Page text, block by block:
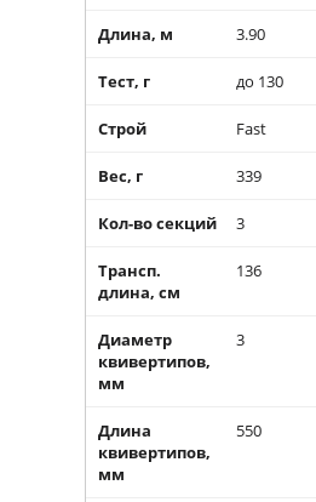
Длина, м 3.90
Тест, г до 130
Строй Fast
Вес, г 339
Кол-во секций 3
Трансп.
длина, см
136
Диаметр
квивертипов,
мм
3
Длина
квивертипов,
мм
550